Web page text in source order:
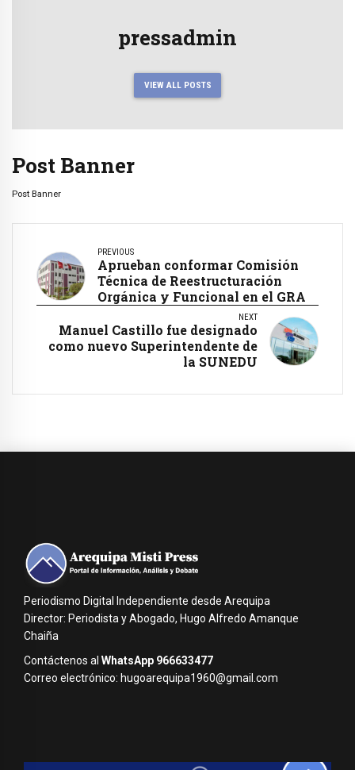
pressadmin
VIEW ALL POSTS
Post Banner
Post Banner
PREVIOUS
Aprueban conformar Comisión
Técnica de Reestructuración
Orgánica y Funcional en el GRA
NEXT
Manuel Castillo fue designado
como nuevo Superintendente de
la SUNEDU
Periodismo Digital Independiente desde Arequipa
Director: Periodista y Abogado, Hugo Alfredo Amanque
Chaiña
Contáctenos al WhatsApp 966633477
Correo electrónico: hugoarequipa1960@gmail.com